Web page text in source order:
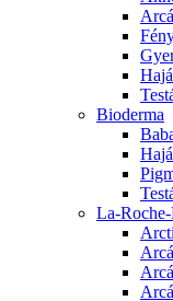
Bioderma
La-